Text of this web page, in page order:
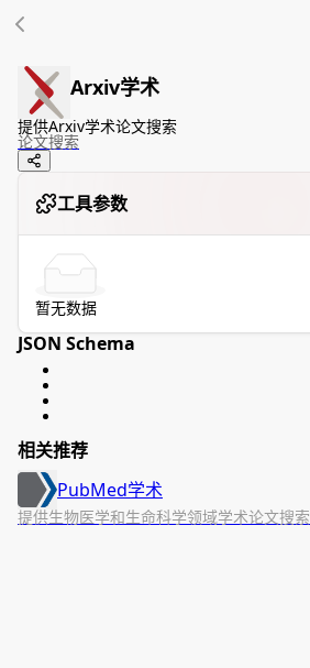
Arxiv学术
提供Arxiv学术论文搜索
论文搜索
工具参数
暂无数据
JSON Schema
相关推荐
PubMed学术
提供生物医学和生命科学领域学术论文搜索